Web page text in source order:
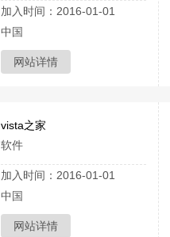
加入时间：2016-01-01
中国
网站详情
vista之家
软件
加入时间：2016-01-01
中国
网站详情